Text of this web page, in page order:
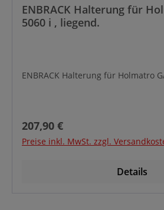
ENBRACK Halterung für
5060 i , liegend.
ENBRACK Halterung für Holmatro
Regulärer Preis:
207,90 €
Preise inkl. MwSt. zzgl.
Details